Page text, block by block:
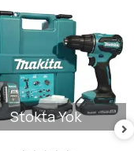
Stokta Yok